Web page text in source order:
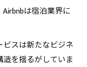
は宿泊業界に
スは新たなビジネ
を揺るがしていま